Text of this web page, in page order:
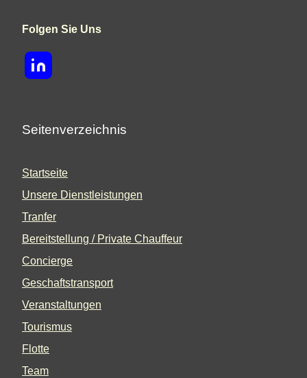
Folgen Sie Uns
Seitenverzeichnis
Startseite
Unsere Dienstleistungen
Tranfer
Bereitstellung / Private Chauffeur
Concierge
Geschaftstransport
Veranstaltungen
Tourismus
Flotte
Team